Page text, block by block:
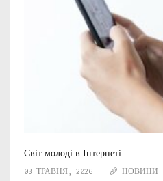
Світ молоді в Інтернеті
03 ТРАВНЯ, 2026 НОВИНИ